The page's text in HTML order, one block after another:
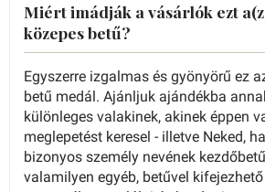
Miért imádják a vásárlók ezt
közepes betű?
Egyszerre izgalmas és gyönyörű ez
betű medál. Ajánljuk ajándékba
különleges valakinek, akinek éppen
meglepetést keresel - illetve Neked,
bizonyos személy nevének
valamilyen egyéb, betűvel